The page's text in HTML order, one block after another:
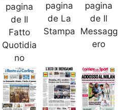
pagina
de Il
Fatto
Quotidia
no
pagina
de La
Stampa
pagina
de Il
Messagg
ero